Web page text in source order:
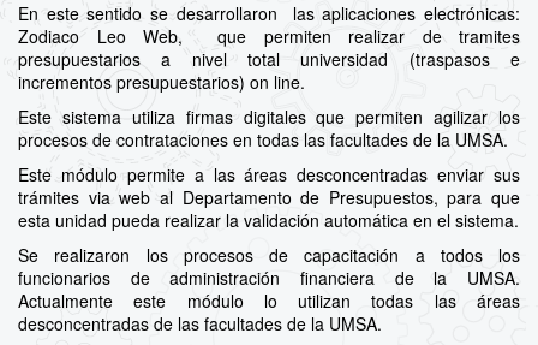
En este sentido se desarrollaron las aplicaciones electrónicas:
Zodiaco Leo Web, que permiten realizar de tramites
presupuestarios a nivel total universidad (traspasos e
incrementos presupuestarios) on line.
Este sistema utiliza firmas digitales que permiten agilizar los
procesos de contrataciones en todas las facultades de la UMSA.
Este módulo permite a las áreas desconcentradas enviar sus
trámites via web al Departamento de Presupuestos, para que
esta unidad pueda realizar la validación automática en el sistema.
Se realizaron los procesos de capacitación a todos los
funcionarios de administración financiera de la UMSA.
Actualmente este módulo lo utilizan todas las áreas
desconcentradas de las facultades de la UMSA.